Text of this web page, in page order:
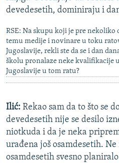
SVE KARTE DEJTONA
NASTANAK I RASPAD JUGOSLAVIJE
devedesetih, dominiraju i
RSE: Na skupu koji je pre nekoliko
temu medije i novinare u toku
Jugoslavije, rekli ste da se i dan
školu pronalaze neke kvalifikacije
Jugoslavije u tom ratu?
Ilić: Rekao sam da to što se
devedesetih nije se desilo
niotkuda i da je neka
urađena još osamdesetih.
osamdesetih svesno